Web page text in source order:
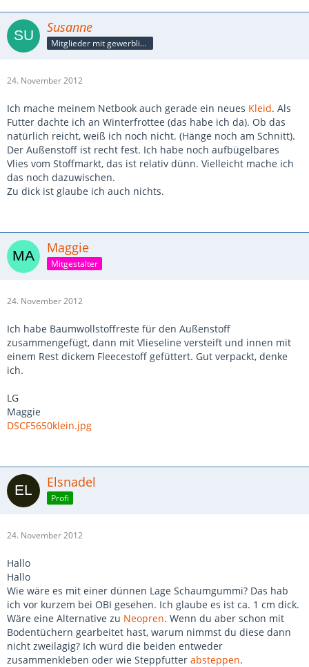
Susanne
Mitglieder mit gewerblicher Verbindung, auch als Mitarbeiter/in
24. November 2012
Ich mache meinem Netbook auch gerade ein neues Kleid. Als
Futter dachte ich an Winterfrottee (das habe ich da). Ob das
natürlich reicht, weiß ich noch nicht. (Hänge noch am Schnitt).
Der Außenstoff ist recht fest. Ich habe noch aufbügelbares
Vlies vom Stoffmarkt, das ist relativ dünn. Vielleicht mache ich
das noch dazuwischen.
Zu dick ist glaube ich auch nichts.
Maggie
Mitgestalter
24. November 2012
Ich habe Baumwollstoffreste für den Außenstoff
zusammengefügt, dann mit Vlieseline versteift und innen mit
einem Rest dickem Fleecestoff gefüttert. Gut verpackt, denke
ich.
LG
Maggie
DSCF5650klein.jpg
Elsnadel
Profi
24. November 2012
Hallo
Hallo
Wie wäre es mit einer dünnen Lage Schaumgummi? Das hab
ich vor kurzem bei OBI gesehen. Ich glaube es ist ca. 1 cm dick.
Wäre eine Alternative zu Neopren. Wenn du aber schon mit
Bodentüchern gearbeitet hast, warum nimmst du diese dann
nicht zweilagig? Ich würd die beiden entweder
zusammenkleben oder wie Steppfutter absteppen.